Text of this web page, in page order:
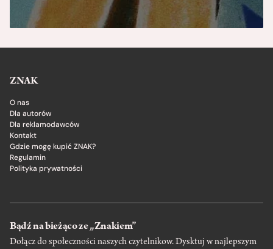
ZNAK
O nas
Dla autorów
Dla reklamodawców
Kontakt
Gdzie mogę kupić ZNAK?
Regulamin
Polityka prywatności
Bądź na bieżąco ze „Znakiem”
Dołącz do społeczności naszych czytelnikow. Dysktuj w najlepszym